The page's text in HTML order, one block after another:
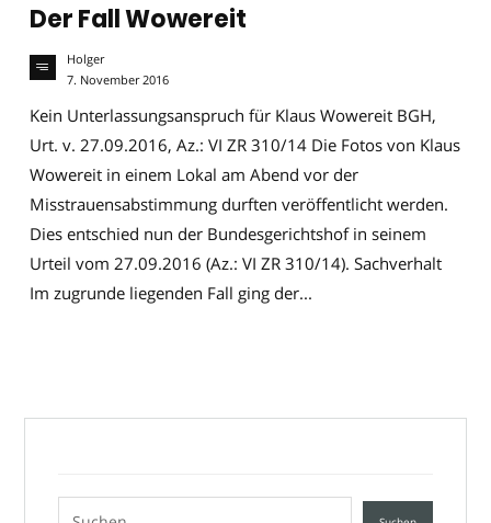
Der Fall Wowereit
Holger
7. November 2016
Kein Unterlassungsanspruch für Klaus Wowereit BGH,
Urt. v. 27.09.2016, Az.: VI ZR 310/14 Die Fotos von Klaus
Wowereit in einem Lokal am Abend vor der
Misstrauensabstimmung durften veröffentlicht werden.
Dies entschied nun der Bundesgerichtshof in seinem
Urteil vom 27.09.2016 (Az.: VI ZR 310/14). Sachverhalt
Im zugrunde liegenden Fall ging der...